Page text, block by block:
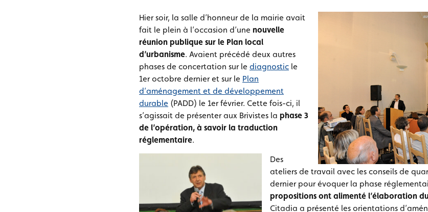
Hier soir, la salle d’honneur de la mairie avait
fait le plein à l’occasion d’une nouvelle
réunion publique sur le Plan local
d’urbanisme. Avaient précédé deux autres
phases de concertation sur le diagnostic le
1er octobre dernier et sur le Plan
d’aménagement et de développement
durable (PADD) le 1er février. Cette fois-ci, il
s’agissait de présenter aux Brivistes la phase 3
de l’opération, à savoir la traduction
réglementaire.
Des
ateliers de travail avec les conseils de
dernier pour évoquer la phase
propositions ont alimenté l’élaboration
Citadia a présenté les orientations